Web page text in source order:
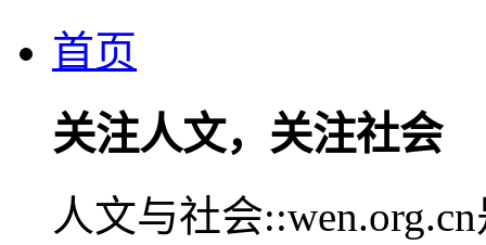
首页
关注人文，关注社会
人文与社会